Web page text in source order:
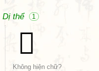
Dị thể 1
𩃵
Không hiện chữ?